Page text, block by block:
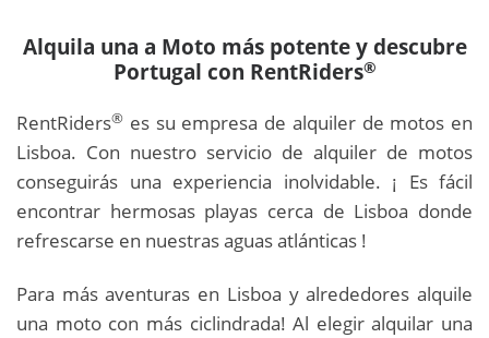
Alquila una a Moto más potente y descubre
Portugal con RentRiders®
RentRiders® es su empresa de alquiler de motos en
Lisboa. Con nuestro servicio de alquiler de motos
conseguirás una experiencia inolvidable. ¡ Es fácil
encontrar hermosas playas cerca de Lisboa donde
refrescarse en nuestras aguas atlánticas !
Para más aventuras en Lisboa y alrededores alquile
una moto con más ciclindrada! Al elegir alquilar una